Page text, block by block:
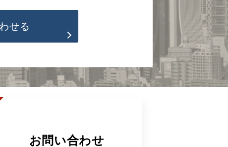
せる
お問い合わせ